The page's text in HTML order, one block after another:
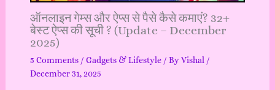
ऑनलाइन गेम्स और ऐप्स से पैसे कैसे कमाएं? 32+
बेस्ट ऐप्स की सूची ? (Update – December
2025)
5 Comments / Gadgets & Lifestyle/ ByVishal /
December 31, 2025